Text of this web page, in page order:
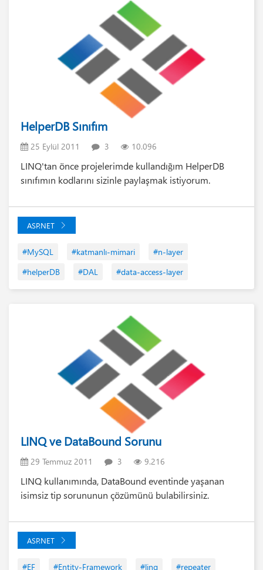
HelperDB Sınıfım
25 Eylül 2011 3 10.096
LINQ'tan önce projelerimde kullandığım HelperDB
sınıfımın kodlarını sizinle paylaşmak istiyorum.
ASP.NET
#MySQL #katmanlı-mimari
#n-layer
#helperDB
#DAL #data-access-layer
LINQ ve DataBound Sorunu
29 Temmuz 2011 3 9.216
LINQ kullanımında, DataBound eventinde yaşanan
isimsiz tip sorununun çözümünü bulabilirsiniz.
ASP.NET
#EF #Entity-Framework #linq #repeater